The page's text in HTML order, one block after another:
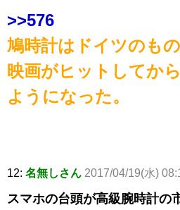
>>576
鳩時計はドイツのもの
映画がヒットしてか
ようになった。
12: 名無しさん 2017/04/19(水)
スマホの台頭が高級腕時計